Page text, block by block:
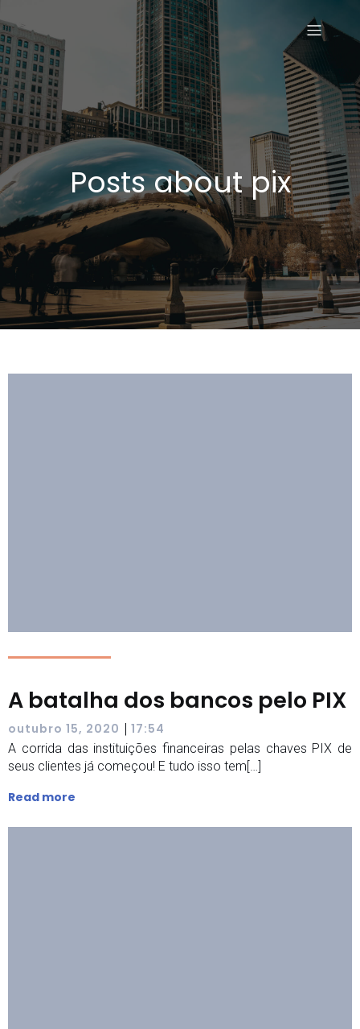
Posts about pix
A batalha dos bancos pelo PIX
outubro 15, 2020 | 17:54
A corrida das instituições financeiras pelas chaves PIX de
seus clientes já começou! E tudo isso tem[…]
Read more